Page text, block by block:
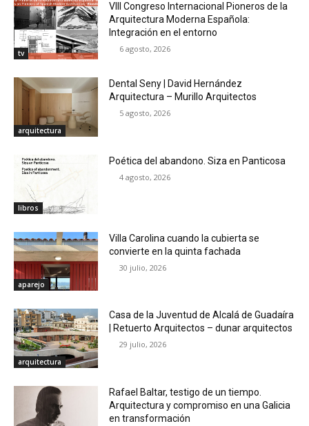
tv
VIII Congreso Internacional Pioneros de la
Arquitectura Moderna Española:
Integración en el entorno
6 agosto, 2026
arquitectura
Dental Seny | David Hernández
Arquitectura – Murillo Arquitectos
5 agosto, 2026
libros
Poética del abandono. Siza en Panticosa
4 agosto, 2026
aparejo
Villa Carolina cuando la cubierta se
convierte en la quinta fachada
30 julio, 2026
arquitectura
Casa de la Juventud de Alcalá de Guadaíra
| Retuerto Arquitectos – dunar arquitectos
29 julio, 2026
Rafael Baltar, testigo de un tiempo.
Arquitectura y compromiso en una Galicia
en transformación